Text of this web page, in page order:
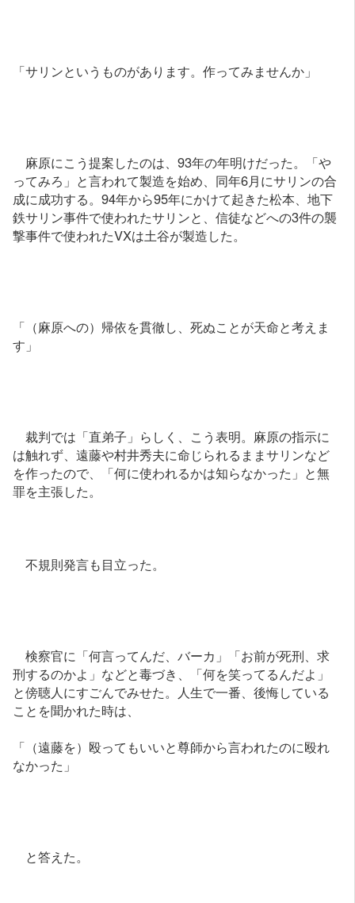
「サリンというものがあります。作ってみませんか」
麻原にこう提案したのは、93年の年明けだった。「や
ってみろ」と言われて製造を始め、同年6月にサリンの合
成に成功する。94年から95年にかけて起きた松本、地下
鉄サリン事件で使われたサリンと、信徒などへの3件の襲
撃事件で使われたVXは土谷が製造した。
「（麻原への）帰依を貫徹し、死ぬことが天命と考えま
す」
裁判では「直弟子」らしく、こう表明。麻原の指示に
は触れず、遠藤や村井秀夫に命じられるままサリンなど
を作ったので、「何に使われるかは知らなかった」と無
罪を主張した。
不規則発言も目立った。
検察官に「何言ってんだ、バーカ」「お前が死刑、求
刑するのかよ」などと毒づき、「何を笑ってるんだよ」
と傍聴人にすごんでみせた。人生で一番、後悔している
ことを聞かれた時は、
「（遠藤を）殴ってもいいと尊師から言われたのに殴れ
なかった」
と答えた。